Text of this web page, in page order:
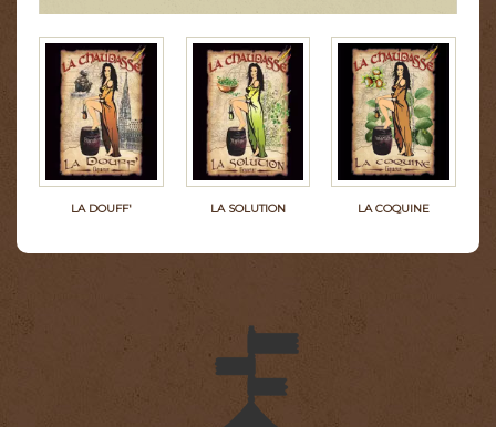
LA DOUFF' LA SOLUTION LA COQUINE